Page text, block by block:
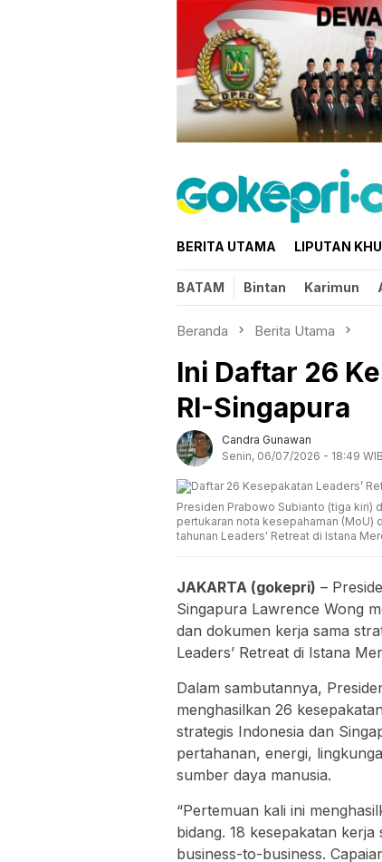
BERITA UTAMA LIPUTAN
BATAM Bintan Karimun
Beranda Berita Utama
Ini Daftar 26
RI-Singapura
Candra Gunawan
Senin, 06/07/2026 - 18:49 WIB
Presiden Prabowo Subianto (tiga kiri)
pertukaran nota kesepahaman (MoU)
tahunan Leaders' Retreat di Istana
JAKARTA (gokepri) –
Singapura Lawrence Wong
dan dokumen kerja sama
Leaders’ Retreat di Istana
Dalam sambutannya,
menghasilkan 26
strategis Indonesia dan
pertahanan, energi,
sumber daya manusia.
“Pertemuan kali ini
bidang. 18 kesepakatan
business-to-business.